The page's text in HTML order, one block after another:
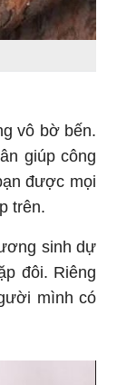
vô bờ bến.
giúp công
được mọi
trên.
sinh dự
đôi. Riêng
mình có